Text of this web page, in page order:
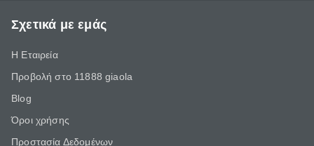
Σχετικά με εμάς
Η Εταιρεία
Προβολή στο 11888 giaola
Blog
Όροι χρήσης
Προστασία Δεδομένων